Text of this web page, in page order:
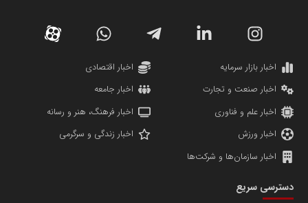
دانشگاه سئوی ایران
تامین آهن اسفنجی تولیدکنندگان فولاد در کشور
مریم حاج نوروز نظری
اخبار بازار سرمایه
اخبار اقتصادی
اخبار صنعت و تجارت
اخبار جامعه
اخبار علم و فناوری
اخبار فرهنگ، هنر و رسانه
اخبار ورزش
اخبار زندگی و سرگرمی
اخبار سازمان‌ها و شرکت‌ها
دسترسی سریع